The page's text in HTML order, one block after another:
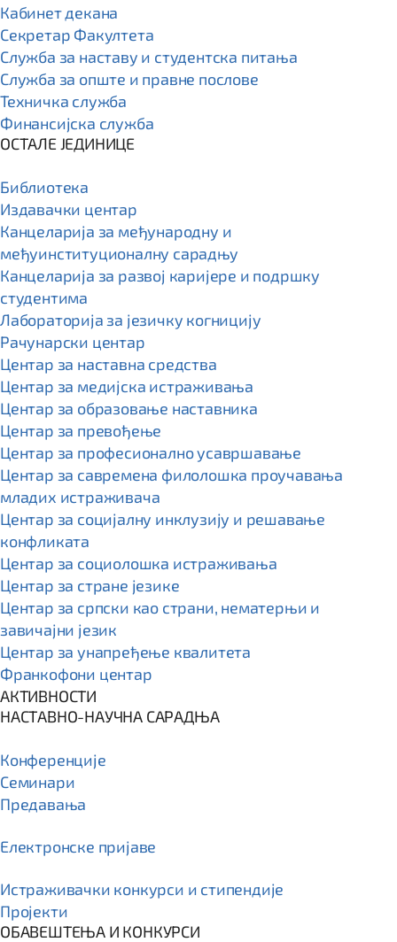
Кабинет декана
Секретар Факултета
Служба за наставу и студентска питања
Служба за опште и правне послове
Техничка служба
Финансијска служба
ОСТАЛЕ ЈЕДИНИЦЕ
Библиотека
Издавачки центар
Канцеларија за међународну и
међуинституционалну сарадњу
Канцеларија за развој каријере и подршку
студентима
Лабораторија за језичку когницију
Рачунарски центар
Центар за наставна средства
Центар за медијска истраживања
Центар за образовање наставника
Центар за превођење
Центар за професионално усавршавање
Центар за савремена филолошка проучавања
младих истраживача
Центар за социјалну инклузију и решавање
конфликата
Центар за социолошка истраживања
Центар за стране језике
Центар за српски као страни, нематерњи и
завичајни језик
Центар за унапређење квалитета
Франкофони центар
АКТИВНОСТИ
НАСТАВНО-НАУЧНА САРАДЊА
Конференције
Семинари
Предавања
Електронске пријаве
Истраживачки конкурси и стипендије
Пројекти
ОБАВЕШТЕЊА И КОНКУРСИ